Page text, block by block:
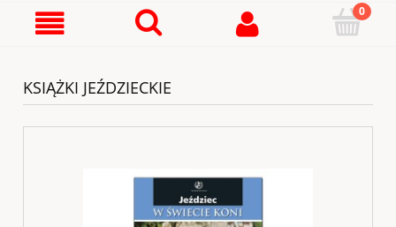
KSIĄŻKI JEŹDZIECKIE